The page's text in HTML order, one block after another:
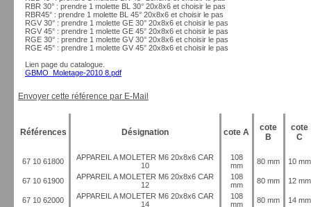
RBR 30° : prendre 1 molette BL 30° 20x8x6 et choisir le pas
RBR45° : prendre 1 molette BL 45° 20x8x6 et choisir le pas
RGV 30° : prendre 1 molette GE 30° 20x8x6 et choisir le pas
RGV 45° : prendre 1 molette GE 45° 20x8x6 et choisir le pas
RGE 30° : prendre 1 molette GV 30° 20x8x6 et choisir le pas
RGE 45° : prendre 1 molette GV 45° 20x8x6 et choisir le pas
Lien page du catalogue.
GBMO_Moletage-2010 8.pdf
Envoyer cette référence par E-Mail
Références Désignation cote A
cote
B
cote
C
67 10 61800
APPAREIL A MOLETER M6 20x8x6 CAR
10
108
mm
80 mm 10 mm
67 10 61900
APPAREIL A MOLETER M6 20x8x6 CAR
12
108
mm
80 mm 12 mm
67 10 62000
APPAREIL A MOLETER M6 20x8x6 CAR
14
108
mm
80 mm 14 mm